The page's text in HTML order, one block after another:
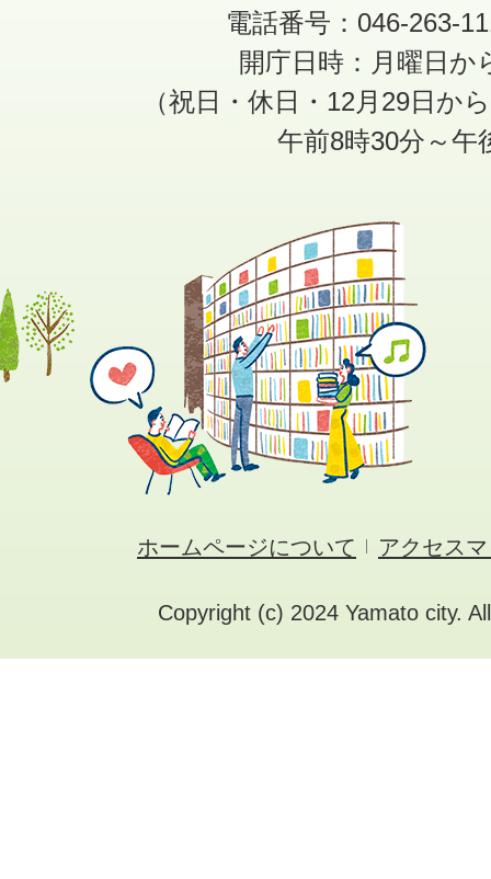
電話番号：046-263-
開庁日時：月曜日か
（祝日・休日・12月29日か
午前8時30分～午
ホームページについて アクセス
Copyright (c) 2024 Yamato city.